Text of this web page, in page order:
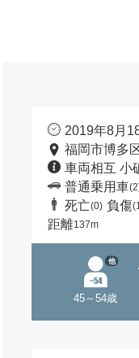
2019年8月
福岡市博多
車両相互 小
普通乗用車
死亡(0) 負傷
距離137m
45～54歳
他